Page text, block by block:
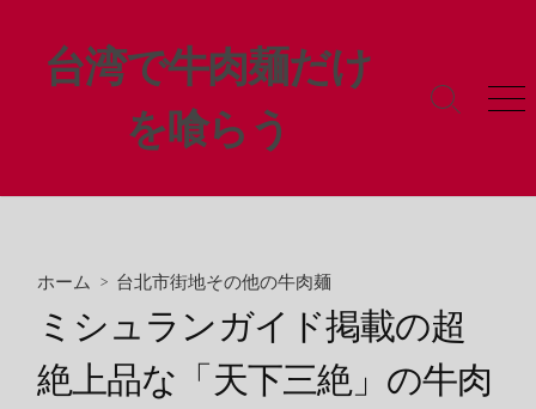
ス
台湾で牛肉麺だけ
を喰らう
検
ル
メ
ホーム > 台北市街地その他の牛肉麺
ミシュランガイド掲載の超
絶上品な「天下三絶」の牛肉